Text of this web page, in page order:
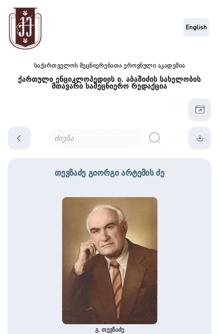
საქართველოს მეცნიერებათა ეროვნული აკადემია
ქართული ენციკლოპედიის ი. აბაშიძის სახელობის
მთავარი სამეცნიერო რედაქცია
English
თევზაძე გიორგი არტემის ძე
გ. თევზაძე